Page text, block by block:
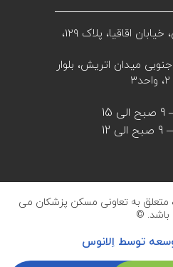
تهران، شهرک گلستان، خیابان اقاقیا، پلاک 129،
میدان اتریش، بلوار
به تعاونی مسکن پزشکان می
باشد. ©
توسط اِلانوس